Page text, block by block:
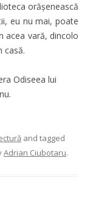
orășenească
eu nu mai, poate
acea vară, dincolo
casă.
Odiseea lui
and tagged
Adrian Ciubotaru.